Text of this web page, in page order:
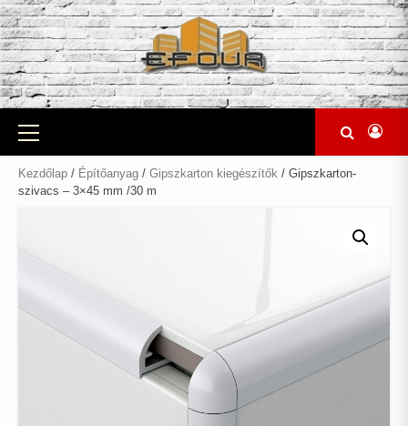
Skip
to
content
Primary
Menu
Kezdőlap / Építőanyag / Gipszkarton kiegészítők / Gipszkarton-
szivacs – 3×45 mm /30 m